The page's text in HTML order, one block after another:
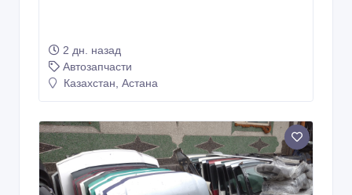
2 дн. назад
Автозапчасти
Казахстан, Астана